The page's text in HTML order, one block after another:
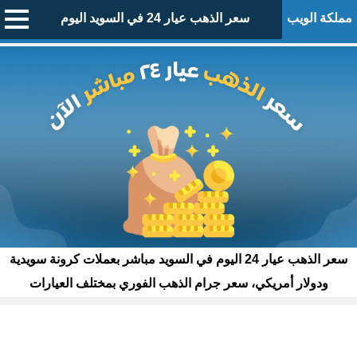
مملكة الويب سعر الذهب عيار 24 في السويد اليوم
سعر الذهب عيار 24 اليوم في السويد مباشر بعملات كرونة سويدية
ودولار أمريكي، سعر جرام الذهب الفوري بمختلف العيارات